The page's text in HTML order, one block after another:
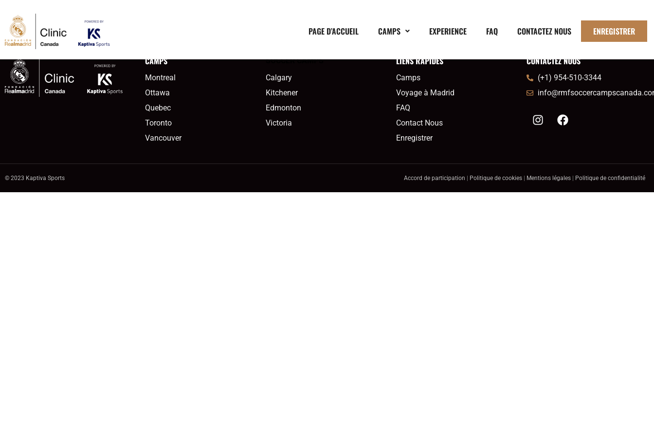
PAGE D’ACCUEIL CAMPS EXPERIENCE FAQ CONTACTEZ NOUS ENREGISTRER
kingstongoogle
CAMPS
Montreal
Ottawa
Quebec
Toronto
Vancouver
SOCCER CAMPS
Calgary
Kitchener
Edmonton
Victoria
LIENS RAPIDES
Camps
Voyage à Madrid
FAQ
Contact Nous
Enregistrer
CONTACTEZ NOUS
(+1) 954-510-3344
© 2023 Kaptiva Sports Accord de participation Politique de cookies| Mentions légales| Politique de confidentialité